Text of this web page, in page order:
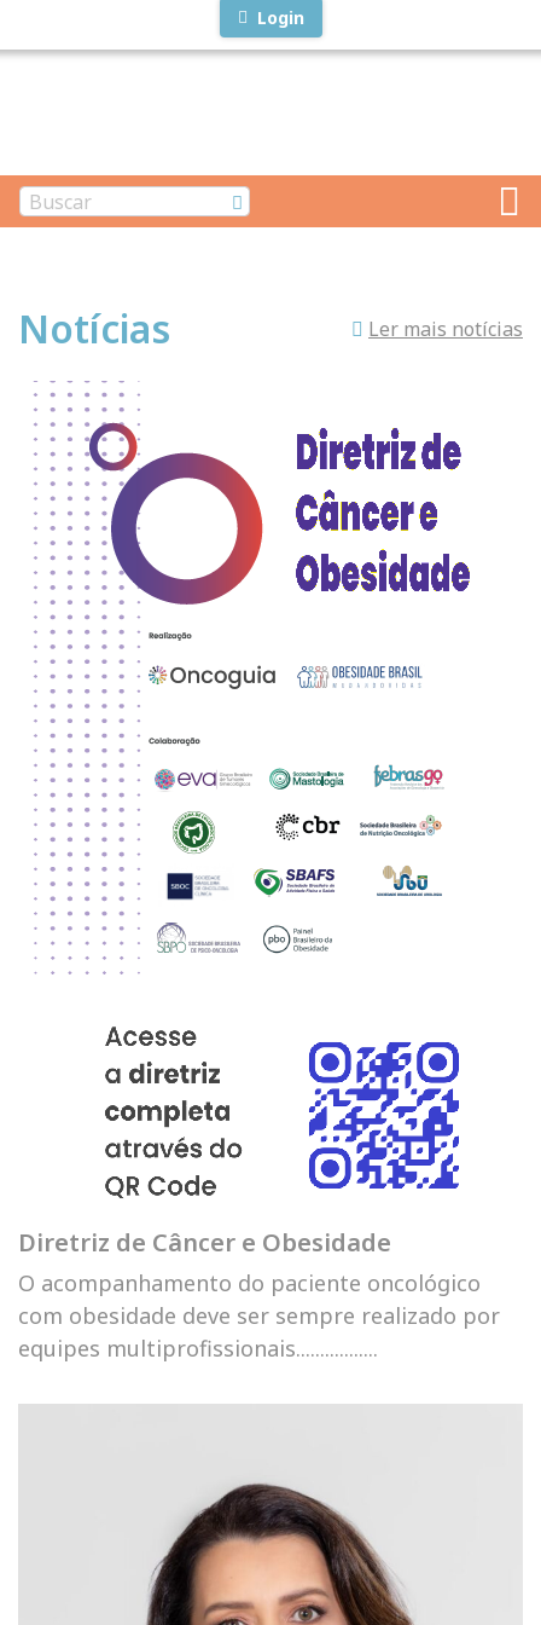
Login
Notícias Ler mais notícias
Diretriz de Câncer e Obesidade
O acompanhamento do paciente oncológico
com obesidade deve ser sempre realizado por
equipes multiprofissionais.................